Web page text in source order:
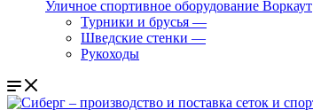
Уличное спортивное оборудование Воркаут
Турники и брусья —
Шведские стенки —
Рукоходы